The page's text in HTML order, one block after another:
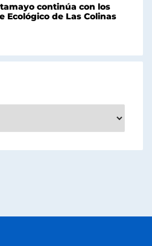
continúa con los
Ecológico de Las Colinas